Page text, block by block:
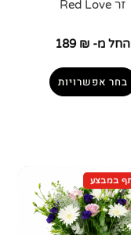
זר Red Love
החל מ- 189 ₪
בחר אפשרויות